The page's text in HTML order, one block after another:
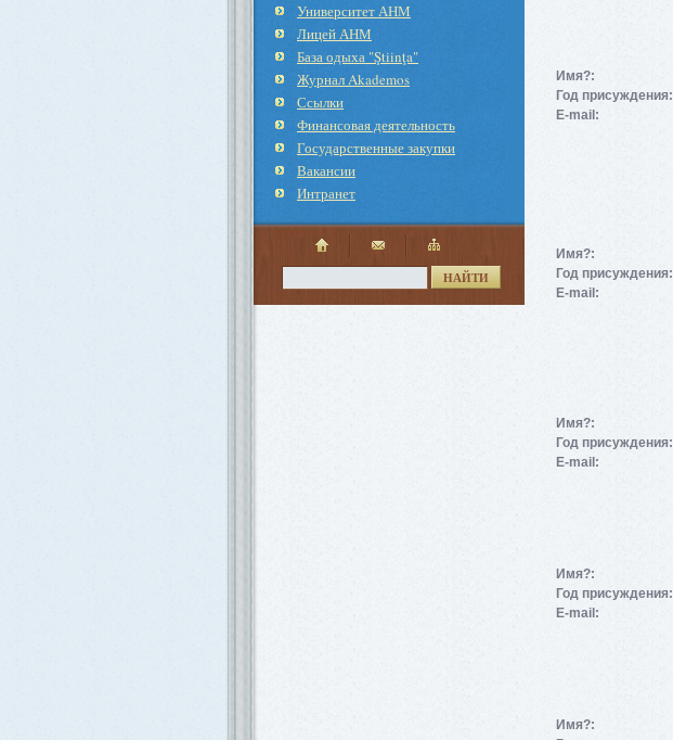
Университет АНМ
Лицей АНМ
База одыха "Ştiinţa"
Журнал Akademos
Ссылки
Финансовая деятельность
Государственные закупки
Вакансии
Интранет
НАЙТИ
Имя?:
Год присуждения:
E-mail:
Имя?:
Год присуждения:
E-mail:
Имя?:
Год присуждения:
E-mail:
Имя?:
Год присуждения:
E-mail:
Имя?: